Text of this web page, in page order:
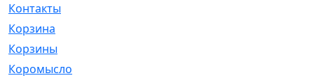
Контакты
Корзина
Корзины
Коромысло